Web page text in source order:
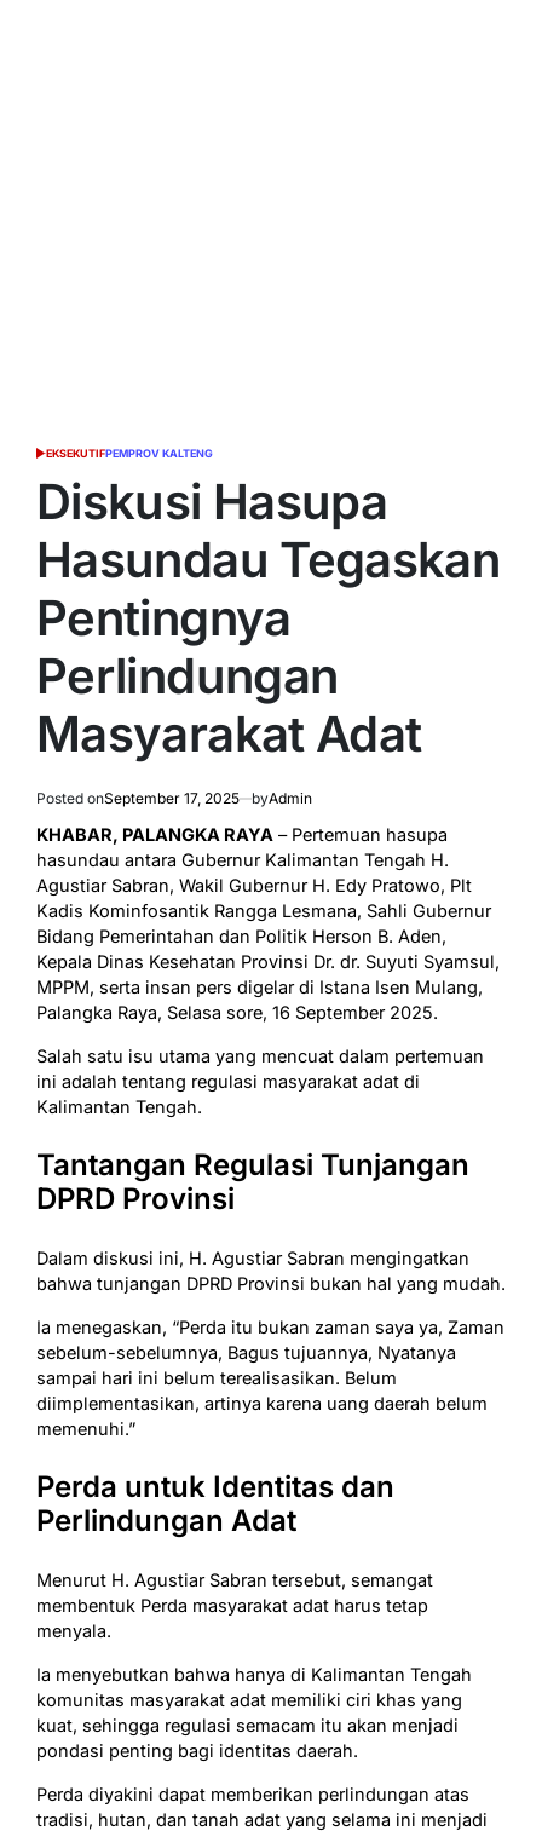
POSTED
EKSEKUTIFPEMPROV KALTENG
Diskusi Hasupa
Hasundau Tegaskan
Pentingnya
Perlindungan
Masyarakat Adat
Posted onSeptember 17, 2025 byAdmin
KHABAR, PALANGKA RAYA – Pertemuan hasupa
hasundau antara Gubernur Kalimantan Tengah H.
Agustiar Sabran, Wakil Gubernur H. Edy Pratowo, Plt
Kadis Kominfosantik Rangga Lesmana, Sahli Gubernur
Bidang Pemerintahan dan Politik Herson B. Aden,
Kepala Dinas Kesehatan Provinsi Dr. dr. Suyuti Syamsul,
MPPM, serta insan pers digelar di Istana Isen Mulang,
Palangka Raya, Selasa sore, 16 September 2025.
Salah satu isu utama yang mencuat dalam pertemuan
ini adalah tentang regulasi masyarakat adat di
Kalimantan Tengah.
Tantangan Regulasi Tunjangan
DPRD Provinsi
Dalam diskusi ini, H. Agustiar Sabran mengingatkan
bahwa tunjangan DPRD Provinsi bukan hal yang mudah.
Ia menegaskan, “Perda itu bukan zaman saya ya, Zaman
sebelum-sebelumnya, Bagus tujuannya, Nyatanya
sampai hari ini belum terealisasikan. Belum
diimplementasikan, artinya karena uang daerah belum
memenuhi.”
Perda untuk Identitas dan
Perlindungan Adat
Menurut H. Agustiar Sabran tersebut, semangat
membentuk Perda masyarakat adat harus tetap
menyala.
Ia menyebutkan bahwa hanya di Kalimantan Tengah
komunitas masyarakat adat memiliki ciri khas yang
kuat, sehingga regulasi semacam itu akan menjadi
pondasi penting bagi identitas daerah.
Perda diyakini dapat memberikan perlindungan atas
tradisi, hutan, dan tanah adat yang selama ini menjadi